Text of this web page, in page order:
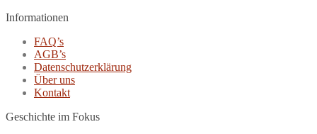
Informationen
FAQ’s
AGB’s
Datenschutzerklärung
Über uns
Kontakt
Geschichte im Fokus